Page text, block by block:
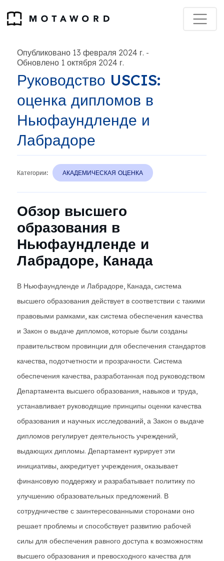
Опубликовано 13 февраля 2024 г. -
Обновлено 1 октября 2024 г.
Руководство USCIS:
оценка дипломов в
Ньюфаундленде и
Лабрадоре
Категории: АКАДЕМИЧЕСКАЯ ОЦЕНКА
Обзор высшего
образования в
Ньюфаундленде и
Лабрадоре, Канада
В Ньюфаундленде и Лабрадоре, Канада, система
высшего образования действует в соответствии с такими
правовыми рамками, как система обеспечения качества
и Закон о выдаче дипломов, которые были созданы
правительством провинции для обеспечения стандартов
качества, подотчетности и прозрачности. Система
обеспечения качества, разработанная под руководством
Департамента высшего образования, навыков и труда,
устанавливает руководящие принципы оценки качества
образования и научных исследований, а Закон о выдаче
дипломов регулирует деятельность учреждений,
выдающих дипломы. Департамент курирует эти
инициативы, аккредитует учреждения, оказывает
финансовую поддержку и разрабатывает политику по
улучшению образовательных предложений. В
сотрудничестве с заинтересованными сторонами оно
решает проблемы и способствует развитию рабочей
силы для обеспечения равного доступа к возможностям
высшего образования и превосходного качества для